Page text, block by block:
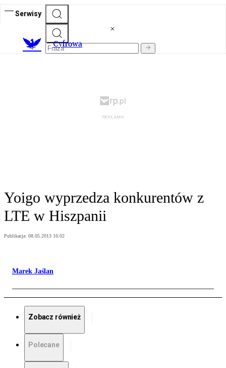
Serwisy
Cyfrowa
Yoigo wyprzedza konkurentów z
LTE w Hiszpanii
Publikacja: 08.05.2013 16:02
Marek Jaślan
Zobacz również
Polecane